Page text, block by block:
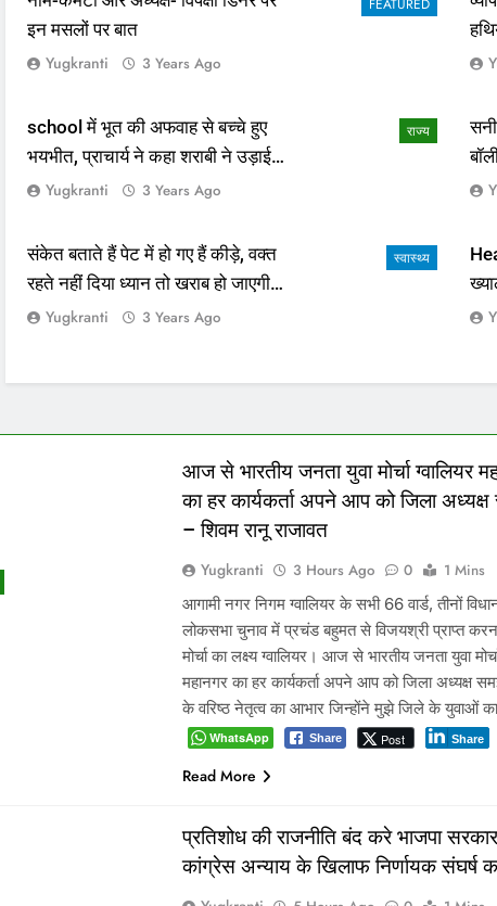
इन मसलों पर बात
Yugkranti 3 Years Ago
राज्य
school में भूत की अफवाह से बच्चे हुए
भयभीत, प्राचार्य ने कहा शराबी ने उड़ाई
अफवाह
Yugkranti 3 Years Ago
आई
स्वास्थ्य
संकेत बताते हैं पेट में हो गए हैं कीड़े, वक्त
रहते नहीं दिया ध्यान तो खराब हो जाएगी
हालतYugkranti 3 Years Ago
आज से भारतीय जनता युवा मोर्चा ग्वालियर
का हर कार्यकर्ता अपने आप को जिला
– शिवम रानू राजावत
Yugkranti 3 Hours Ago 0
1 Mins
आगामी नगर निगम ग्वालियर के सभी 66 वार्ड, तीनों
लोकसभा चुनाव में प्रचंड बहुमत से विजयश्री प्राप्त
मोर्चा का लक्ष्य ग्वालियर। आज से भारतीय जनता युवा
महानगर का हर कार्यकर्ता अपने आप को जिला अध्यक्ष
के वरिष्ठ नेतृत्व का आभार जिन्होंने मुझे जिले के युवाओं
WhatsApp Share Post Share
Read More
प्रतिशोध की राजनीति बंद करे भाजपा
कांग्रेस अन्याय के खिलाफ निर्णायक संघर्ष